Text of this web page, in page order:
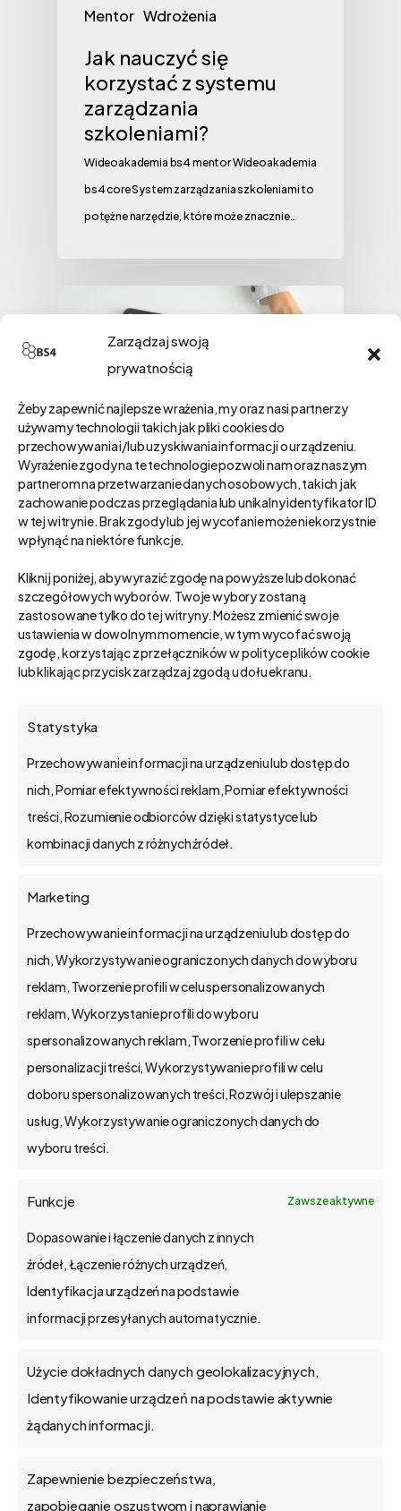
Zarządzaj swoją
prywatnością
Żeby zapewnić najlepsze wrażenia, my oraz nasi partnerzy
używamy technologii takich jak pliki cookies do
przechowywania i/lub uzyskiwania informacji o urządzeniu.
Wyrażenie zgody na te technologie pozwoli nam oraz naszym
partnerom na przetwarzanie danych osobowych, takich jak
zachowanie podczas przeglądania lub unikalny identyfikator ID
w tej witrynie. Brak zgody lub jej wycofanie może niekorzystnie
wpłynąć na niektóre funkcje.
Kliknij poniżej, aby wyrazić zgodę na powyższe lub dokonać
szczegółowych wyborów. Twoje wybory zostaną
zastosowane tylko do tej witryny. Możesz zmienić swoje
ustawienia w dowolnym momencie, w tym wycofać swoją
zgodę, korzystając z przełączników w polityce plików cookie
lub klikając przycisk zarządzaj zgodą u dołu ekranu.
Statystyka
Przechowywanie informacji na urządzeniu lub dostęp do
nich, Pomiar efektywności reklam, Pomiar efektywności
treści, Rozumienie odbiorców dzięki statystyce lub
kombinacji danych z różnych źródeł.
Marketing
Przechowywanie informacji na urządzeniu lub dostęp do
nich, Wykorzystywanie ograniczonych danych do wyboru
reklam, Tworzenie profili w celu spersonalizowanych
reklam, Wykorzystanie profili do wyboru
spersonalizowanych reklam, Tworzenie profili w celu
personalizacji treści, Wykorzystywanie profili w celu
doboru spersonalizowanych treści, Rozwój i ulepszanie
usług, Wykorzystywanie ograniczonych danych do
wyboru treści.
Funkcje Zawsze aktywne
Dopasowanie i łączenie danych z innych
źródeł, Łączenie różnych urządzeń,
Identyfikacja urządzeń na podstawie
informacji przesyłanych automatycznie.
Użycie dokładnych danych geolokalizacyjnych,
Identyfikowanie urządzeń na podstawie aktywnie
żądanych informacji.
Zapewnienie bezpieczeństwa,
zapobieganie oszustwom i naprawianie
Mentor Wdrożenia
Jak nauczyć się
korzystać z systemu
zarządzania
szkoleniami?
Wideoakademia bs4 mentor Wideoakademia
bs4 core System zarządzania szkoleniami to
potężne narzędzie, które może znacznie…
Mentor Wdrożenia
Wdrożenie systemu dla
Poznaj dostępne w bs4 usługi, które ułatwią
wdrożenie systemu dla firm szkoleniowych, a
bs4 business solutions sp. z o.o.
na rynku od 2002 r.
kapitał zakładowy 1,15 mln zł.
Poznań, Polska
tel. 61 848 44 23
bs4@bs4.io
Jak wdrażamy
API
Blog
Kontakt
O firmie